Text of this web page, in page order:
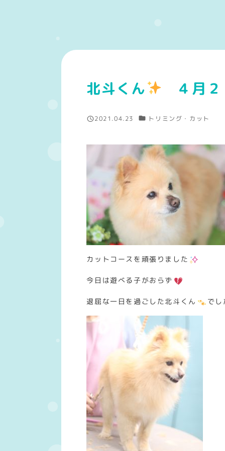
北斗くん ４月２
投稿日
2021.04.23 カテゴリー
トリミング・カット
カットコースを頑張りました
今日は遊べる子がおらず
退屈な一日を過ごした北斗くん でし